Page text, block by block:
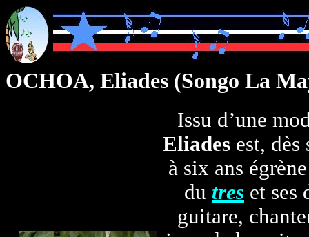
OCHOA, Eliades (Songo La
Issu d’une
Eliadesest, dès
à six ans
du tres et ses
guitare,